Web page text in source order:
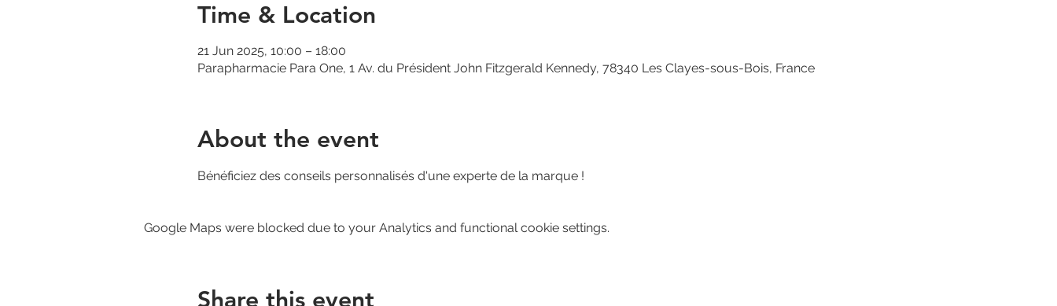
Time & Location
21 Jun 2025, 10:00 – 18:00
Parapharmacie Para One, 1 Av. du Président John Fitzgerald Kennedy, 78340 Les Clayes-sous-Bois, France
About the event
Bénéficiez des conseils personnalisés d'une experte de la marque !
Google Maps were blocked due to your Analytics and functional cookie settings.
Share this event